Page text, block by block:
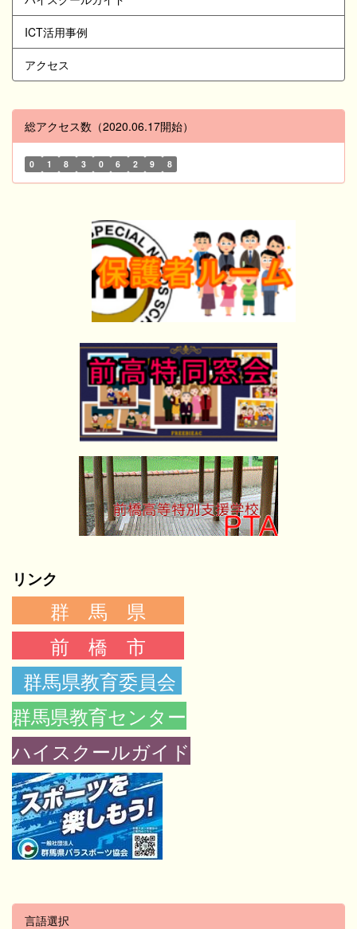
ICT活用事例
アクセス
総アクセス数（2020.06.17開始）
0 1 8 3 0 6 2 9 8
リンク
群 馬 県
前 橋 市
群馬県教育委員会
群馬県教育センター
ハイスクールガイド
言語選択